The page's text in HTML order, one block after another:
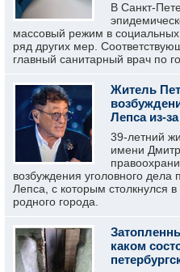
В Санкт-
массовый режим в
ряд других мер.
главный санитарный врач по
Житель
Лепса из-
39-летний
имени
возбуждения уголовного дела
Лепса, с которым столкнулся
родного города.
каком